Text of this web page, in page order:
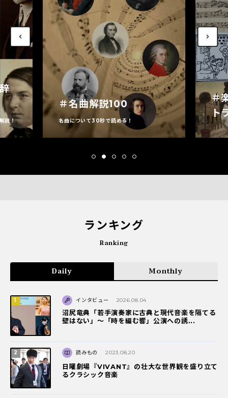
説！
＃名曲解説100
名曲について30秒で読める！
＃
ト
ランキング
Ranking
Daily Monthly
インタビュー 2026.08.04
沼尻竜典「若手演奏家に古典と現代音楽を隔てる
壁はない」～「時を編む響」公演への誘...
読みもの 2023.08.20
日曜劇場『VIVANT』の壮大な世界観を盛り立て
るクラシック音楽